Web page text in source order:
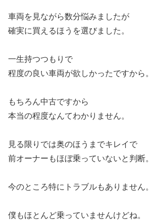
車両を見ながら数分悩みましたが
確実に買えるほうを選びました。
一生持つつもりで
程度の良い車両が欲しかったですから。
もちろん中古ですから
本当の程度なんてわかりません。
見る限りでは奥のほうまでキレイで
前オーナーもほぼ乗っていないと判断。
今のところ特にトラブルもありません。
僕もほとんど乗っていませんけどね。